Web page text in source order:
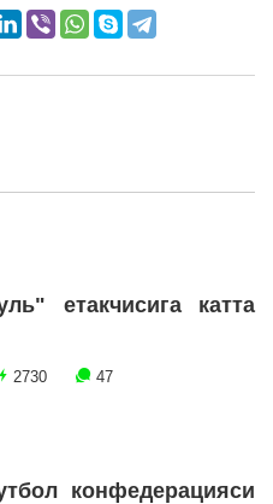
етакчисига катта
2730 47
конфедерацияси